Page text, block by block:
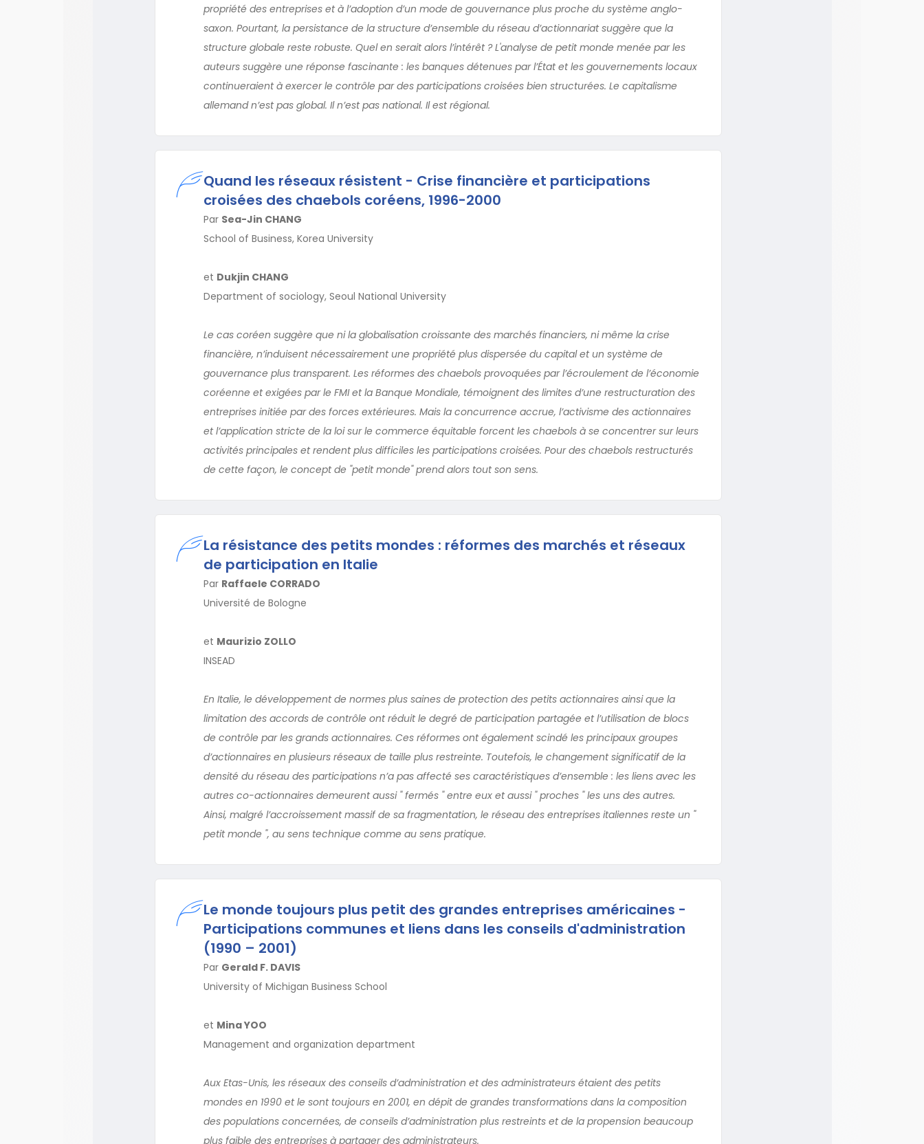
propriété des entreprises et à l’adoption d’un mode de gouvernance plus proche du système anglo-
saxon. Pourtant, la persistance de la structure d’ensemble du réseau d’actionnariat suggère que la
structure globale reste robuste. Quel en serait alors l’intérêt ? L'analyse de petit monde menée par les
auteurs suggère une réponse fascinante : les banques détenues par l’État et les gouvernements locaux
continueraient à exercer le contrôle par des participations croisées bien structurées. Le capitalisme
allemand n’est pas global. Il n’est pas national. Il est régional.
Quand les réseaux résistent - Crise financière et participations
croisées des chaebols coréens, 1996-2000
Par Sea-Jin CHANG
School of Business, Korea University
et Dukjin CHANG
Department of sociology, Seoul National University
Le cas coréen suggère que ni la globalisation croissante des marchés financiers, ni même la crise
financière, n’induisent nécessairement une propriété plus dispersée du capital et un système de
gouvernance plus transparent. Les réformes des chaebols provoquées par l’écroulement de l’économie
coréenne et exigées par le FMI et la Banque Mondiale, témoignent des limites d’une restructuration des
entreprises initiée par des forces extérieures. Mais la concurrence accrue, l’activisme des actionnaires
et l’application stricte de la loi sur le commerce équitable forcent les chaebols à se concentrer sur leurs
activités principales et rendent plus difficiles les participations croisées. Pour des chaebols restructurés
de cette façon, le concept de "petit monde" prend alors tout son sens.
La résistance des petits mondes : réformes des marchés et réseaux
de participation en Italie
Par Raffaele CORRADO
Université de Bologne
et Maurizio ZOLLO
INSEAD
En Italie, le développement de normes plus saines de protection des petits actionnaires ainsi que la
limitation des accords de contrôle ont réduit le degré de participation partagée et l’utilisation de blocs
de contrôle par les grands actionnaires. Ces réformes ont également scindé les principaux groupes
d’actionnaires en plusieurs réseaux de taille plus restreinte. Toutefois, le changement significatif de la
densité du réseau des participations n’a pas affecté ses caractéristiques d’ensemble : les liens avec les
autres co-actionnaires demeurent aussi " fermés " entre eux et aussi " proches " les uns des autres.
Ainsi, malgré l’accroissement massif de sa fragmentation, le réseau des entreprises italiennes reste un "
petit monde ", au sens technique comme au sens pratique.
Le monde toujours plus petit des grandes entreprises américaines -
Participations communes et liens dans les conseils d'administration
(1990 – 2001)
Par Gerald F. DAVIS
University of Michigan Business School
et Mina YOO
Management and organization department
Aux Etas-Unis, les réseaux des conseils d’administration et des administrateurs étaient des petits
mondes en 1990 et le sont toujours en 2001, en dépit de grandes transformations dans la composition
des populations concernées, de conseils d’administration plus restreints et de la propension beaucoup
plus faible des entreprises à partager des administrateurs.